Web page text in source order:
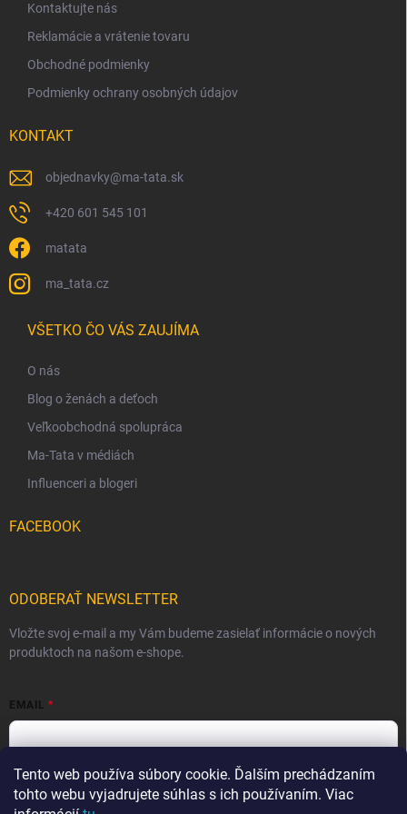
Tento web používa súbory cookie. Ďalším prechádzaním
tohto webu vyjadrujete súhlas s ich používaním. Viac
Kontaktujte nás
Reklamácie a vrátenie tovaru
Obchodné podmienky
Podmienky ochrany osobných údajov
KONTAKT
objednavky@ma-tata.sk
+420 601 545 101
matata
ma_tata.cz
VŠETKO ČO VÁS ZAUJÍMA
O nás
Blog o ženách a deťoch
Veľkoobchodná spolupráca
Ma-Tata v médiách
Influenceri a blogeri
FACEBOOK
ODOBERAŤ NEWSLETTER
Vložte svoj e-mail a my Vám budeme zasielať informácie o nových
produktoch na našom e-shope.
EMAIL
Vložením e-mailu súhlasíte spodmienkami ochrany osobných
údajov